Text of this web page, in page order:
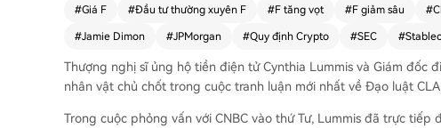
#Giá F #Đầu tư thường xuyên F #F tăng vọt #F giảm sâu #
#Jamie Dimon #JPMorgan #Quy định Crypto #SEC #
Thượng nghị sĩ ủng hộ tiền điện tử Cynthia Lummis và Giám đốc
nhân vật chủ chốt trong cuộc tranh luận mới nhất về Đạo luật
Trong cuộc phỏng vấn với CNBC vào thứ Tư, Lummis đã trực